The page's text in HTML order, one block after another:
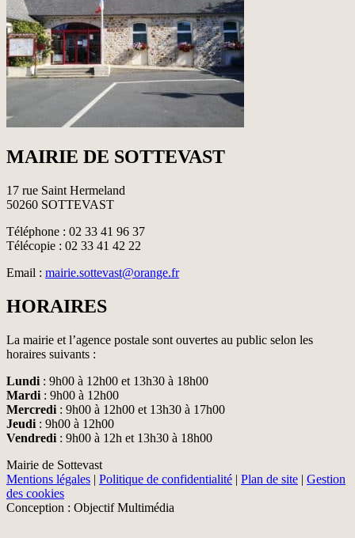
MAIRIE DE SOTTEVAST
17 rue Saint Hermeland
50260 SOTTEVAST
Téléphone : 02 33 41 96 37
Télécopie : 02 33 41 42 22
Email : mairie.sottevast@orange.fr
HORAIRES
La mairie et l’agence postale sont ouvertes au public selon les
horaires suivants :
Lundi : 9h00 à 12h00 et 13h30 à 18h00
Mardi : 9h00 à 12h00
Mercredi : 9h00 à 12h00 et 13h30 à 17h00
Jeudi : 9h00 à 12h00
Vendredi : 9h00 à 12h et 13h30 à 18h00
Mairie de Sottevast
Mentions légales | Politique de confidentialité | Plan de site | Gestion
des cookies
Conception : Objectif Multimédia